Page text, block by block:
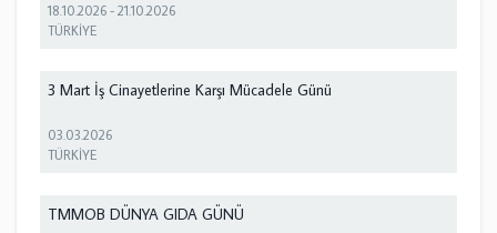
18.10.2026 -21.10.2026
TÜRKİYE
3 Mart İş Cinayetlerine Karşı Mücadele Günü
03.03.2026
TÜRKİYE
TMMOB DÜNYA GIDA GÜNÜ